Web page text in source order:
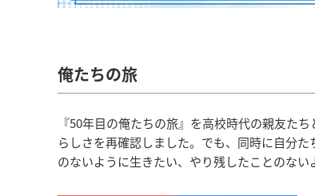
俺たちの旅
『50年目の俺たちの旅』を高校時代の親友た
らしさを再確認しました。でも、同時に自分
のないように生きたい、やり残したことのない